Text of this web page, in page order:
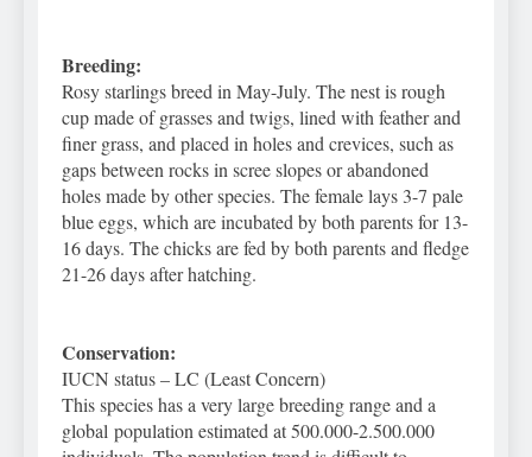
Breeding:
Rosy starlings breed in May-July. The nest is rough
cup made of grasses and twigs, lined with feather and
finer grass, and placed in holes and crevices, such as
gaps between rocks in scree slopes or abandoned
holes made by other species. The female lays 3-7 pale
blue eggs, which are incubated by both parents for 13-
16 days. The chicks are fed by both parents and fledge
21-26 days after hatching.
Conservation:
IUCN status – LC (Least Concern)
This species has a very large breeding range and a
global population estimated at 500.000-2.500.000